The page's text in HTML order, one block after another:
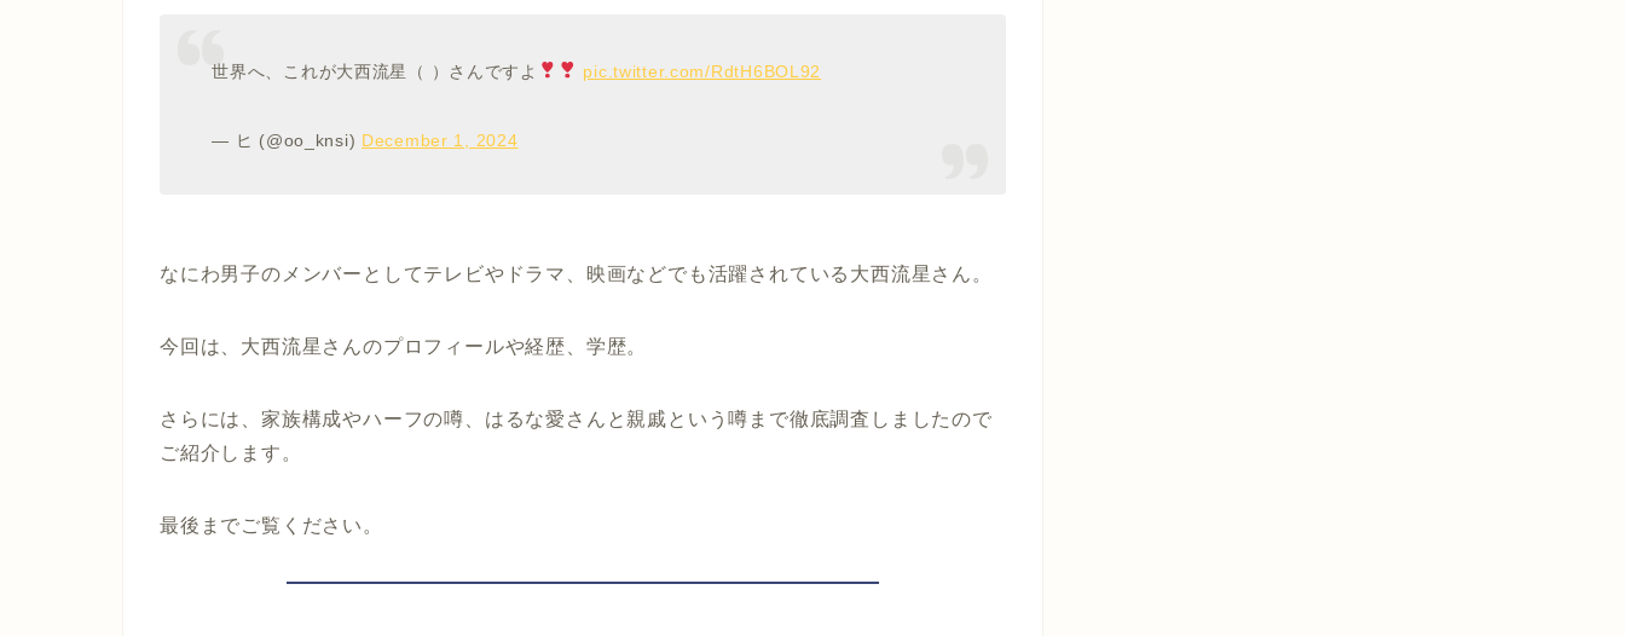
世界へ、これが大西流星（ ）さんですよ pic.twitter.com/RdtH6BOL92
— ヒ (@oo_knsi) December 1, 2024
なにわ男子のメンバーとしてテレビやドラマ、映画などでも活躍されている大西流星さん。
今回は、大西流星さんのプロフィールや経歴、学歴。
さらには、家族構成やハーフの噂、はるな愛さんと親戚という噂まで徹底調査しましたので
ご紹介します。
最後までご覧ください。